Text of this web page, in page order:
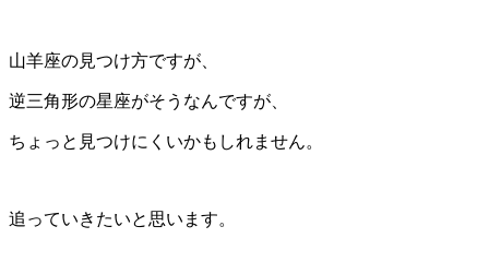
山羊座の見つけ方ですが、
逆三角形の星座がそうなんですが、
ちょっと見つけにくいかもしれません。
追っていきたいと思います。